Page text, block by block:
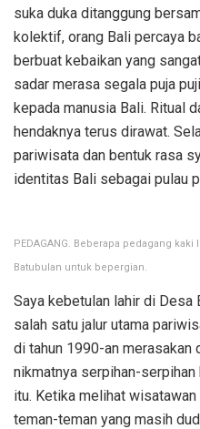
suka duka ditanggung
kolektif, orang Bali percaya
berbuat kebaikan yang
sadar merasa segala puja
kepada manusia Bali. Ritual
hendaknya terus dirawat.
pariwisata dan bentuk rasa
identitas Bali sebagai pulau
PEDAGANG. Beberapa pedagang
Batubulan untuk bepergian.
Saya kebetulan lahir di Desa
salah satu jalur utama
di tahun 1990-an merasakan
nikmatnya serpihan-
itu. Ketika melihat wisatawan
teman-teman yang masih